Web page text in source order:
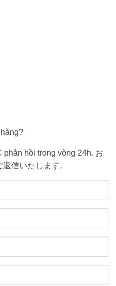
hồi trong vòng 24h. お
信いたします。